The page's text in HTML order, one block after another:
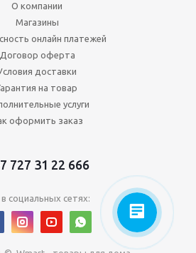
О компании
Магазины
онлайн платежей
Договор оферта
доставки
на товар
услуги
оформить заказ
727 31 22 666
социальных сетях: